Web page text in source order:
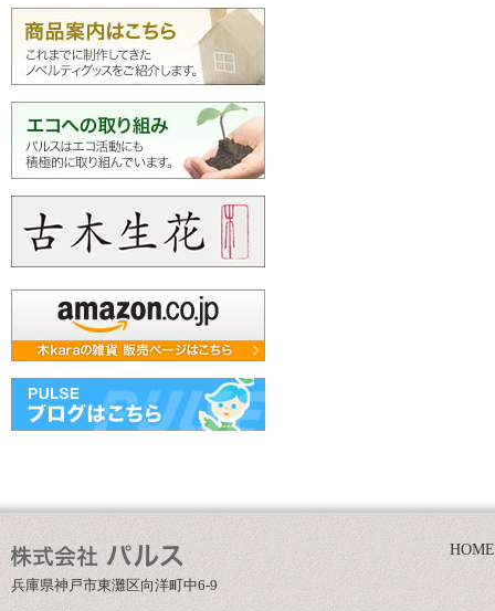
兵庫県神戸市東灘区向洋町中6-9
HOME